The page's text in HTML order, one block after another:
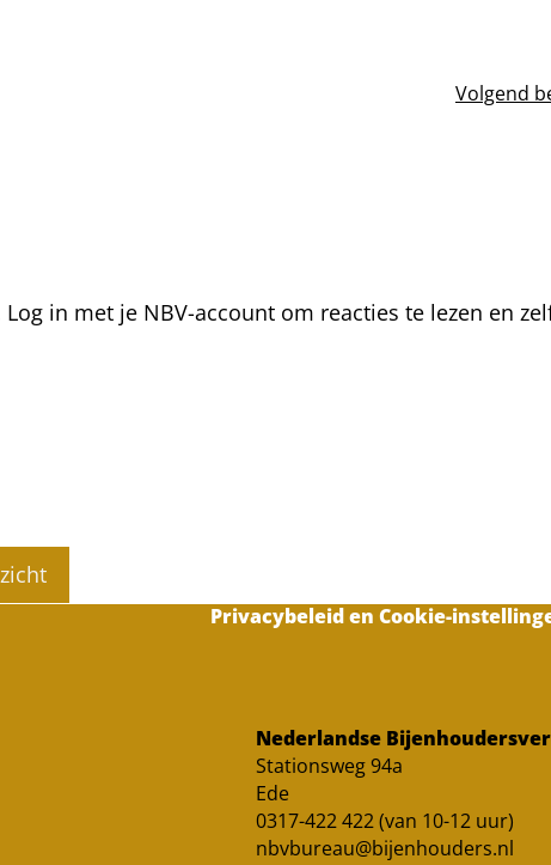
Volgend
Twee
in met je NBV-account om reacties te lezen en
Privacybeleid en Cookie-
Nederlandse
Stationsweg 94a
Ede
0317-422 422 (van 10-12 uur)
nbvbureau@bijenhouders.nl